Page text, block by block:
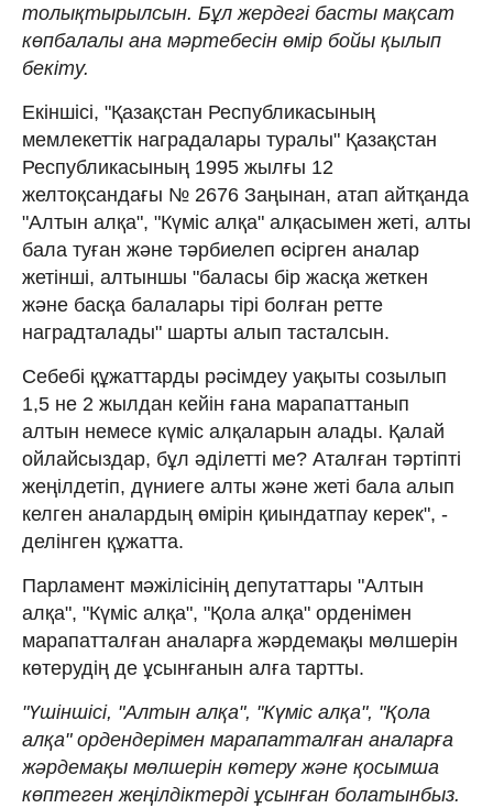
толықтырылсын. Бұл жердегі басты мақсат
көпбалалы ана мәртебесін өмір бойы қылып
бекіту.
Екіншісі, "Қазақстан Республикасының
мемлекеттік наградалары туралы" Қазақстан
Республикасының 1995 жылғы 12
желтоқсандағы № 2676 Заңынан, атап айтқанда
"Алтын алқа", "Күмiс алқа" алқасымен жеті, алты
бала туған және тәрбиелеп өсiрген аналар
жетінші, алтыншы "баласы бiр жасқа жеткен
және басқа балалары тiрi болған ретте
наградталады" шарты алып тасталсын.
Себебі құжаттарды рәсімдеу уақыты созылып
1,5 не 2 жылдан кейін ғана марапаттанып
алтын немесе күміс алқаларын алады. Қалай
ойлайсыздар, бұл әділетті ме? Аталған тәртіпті
жеңілдетіп, дүниеге алты және жеті бала алып
келген аналардың өмірін қиындатпау керек", -
делінген құжатта.
Парламент мәжілісінің депутаттары "Алтын
алқа", "Күміс алқа", "Қола алқа" орденімен
марапатталған аналарға жәрдемақы мөлшерін
көтерудің де ұсынғанын алға тартты.
"Үшіншісі, "Алтын алқа", "Күміс алқа", "Қола
алқа" ордендерімен марапатталған аналарға
жәрдемақы мөлшерін көтеру және қосымша
көптеген жеңілдіктерді ұсынған болатынбыз.